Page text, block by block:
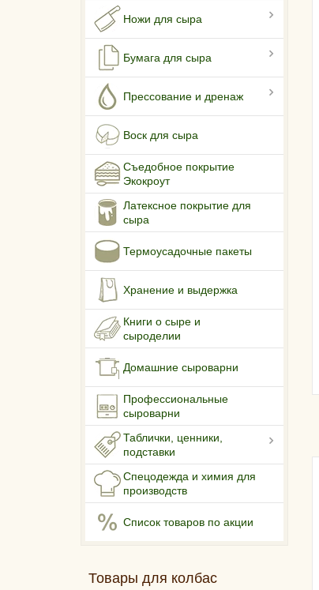
Ножи для сыра
Бумага для сыра
Прессование и дренаж
Воск для сыра
Съедобное покрытие
Экокроут
Латексное покрытие для
сыра
Термоусадочные пакеты
Хранение и выдержка
Книги о сыре и
сыроделии
Домашние сыроварни
Профессиональные
сыроварни
Таблички, ценники,
подставки
Спецодежда и химия для
производств
Список товаров по акции
Товары для колбас